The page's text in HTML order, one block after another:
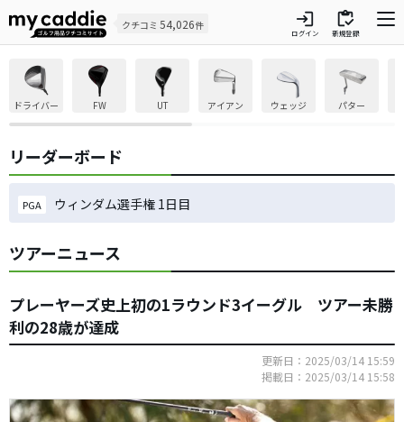
クチコミ 54,026件 login
ログイン
inventory
新規登録
ドライバー FW UT アイアン ウェッジ パター
リーダーボード
PGA ウィンダム選手権 1日目
ツアーニュース
プレーヤーズ史上初の1ラウンド3イーグル ツアー未勝
利の28歳が達成
更新日：2025/03/14 15:59
掲載日：2025/03/14 15:58